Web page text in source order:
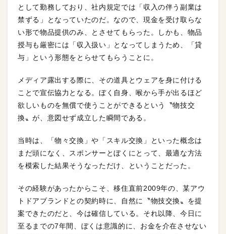
として勤務しており、社内規定では「収入の伴う副業は
禁ずる」となっていたのだ。なので、現金を受け取らな
い形で物品提供のみ、とさせてもらった。しかも、物品
授与も厳密には「収入扱い」となってしまうため、「貸
与」という形態をとらせてもらうことに。
メディア露出する際に、その道具とウェアを身に付ける
ことで宣伝協力となる。ぼく自身、喉から手が出るほど
欲しいものを無償で使うことができるという〝物技交
換〟が、意図せず成立した瞬間である。
当時は、「物々交換」や「スキル交換」といった概念は
まだ頭になく、スポンサーとぼくにとって、最適な方法
を模索した結果そうなっただけ、ということだった。
その経験があったからこそ、移住直前2009年の、某アウ
トドアブランドとの契約時に、自然に〝物技交換〟を提
案できたのだと、今は確信している。それ以降、今日に
至るまでの7年間、ぼくは意識的に、お金を介在させない